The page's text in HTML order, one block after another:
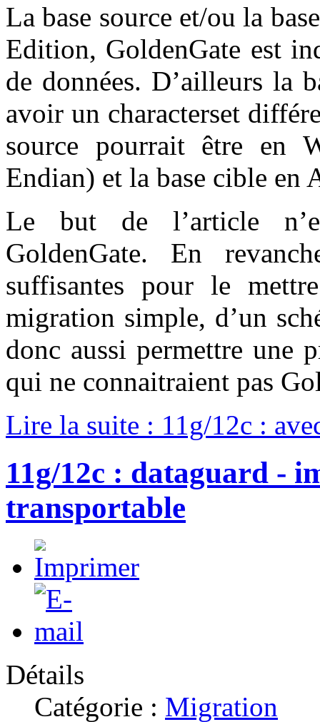
La base source et/ou la
Edition, GoldenGate est
de données. D’ailleurs la
avoir un characterset
source pourrait être en
Endian) et la base cible
Le but de l’article
GoldenGate. En
suffisantes pour le
migration simple, d’un
donc aussi permettre une
qui ne connaitraient pas
Lire la suite : 11g/12c :
11g/12c : dataguard -
transportable
Détails
Catégorie : Migration